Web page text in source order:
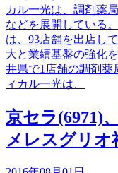
カル一光は、調剤薬
などを展開している
は、93店舗を出店し
大と業績基盤の強化
井県で1店舗の調剤薬
ィカル一光は、
京セラ(6971)
メレスグリオ